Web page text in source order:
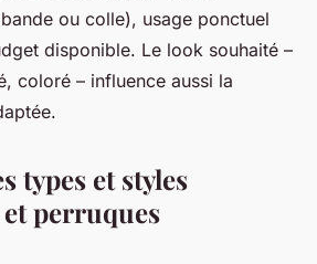
ou colle), usage ponctuel
disponible. Le look souhaité –
coloré – influence aussi la
types et styles
et perruques